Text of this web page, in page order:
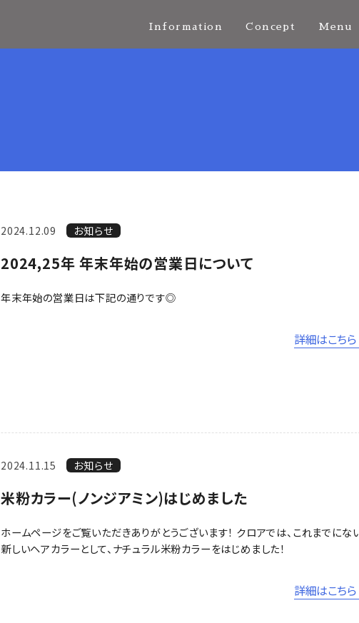
Information Concept Menu
2024.12.09 お知らせ
2024,25年 年末年始の営業日について
年末年始の営業日は下記の通りです◎
詳細はこちら
2024.11.15 お知らせ
米粉カラー(ノンジアミン)はじめました
ホームページをご覧いただきありがとうございます！ クロアでは、これまでにな
新しいヘアカラーとして、ナチュラル米粉カラーをはじめました！
詳細はこちら